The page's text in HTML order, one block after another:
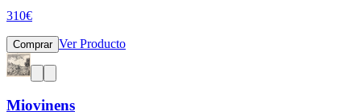
310€
Comprar Ver Producto
Miovinens